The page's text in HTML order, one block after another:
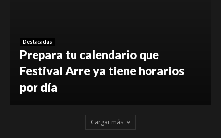
Destacadas
Prepara tu calendario que
Festival Arre ya tiene horarios
por día
Cargar más